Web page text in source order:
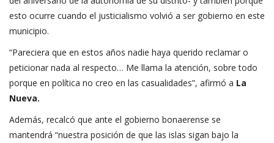
esto ocurre cuando el justicialismo volvió a ser gobierno en este
municipio.
“Pareciera que en estos años nadie haya querido reclamar o
peticionar nada al respecto… Me llama la atención, sobre todo
porque en política no creo en las casualidades”, afirmó a La
Nueva.
Además, recalcó que ante el gobierno bonaerense se
mantendrá “nuestra posición de que las islas sigan bajo la